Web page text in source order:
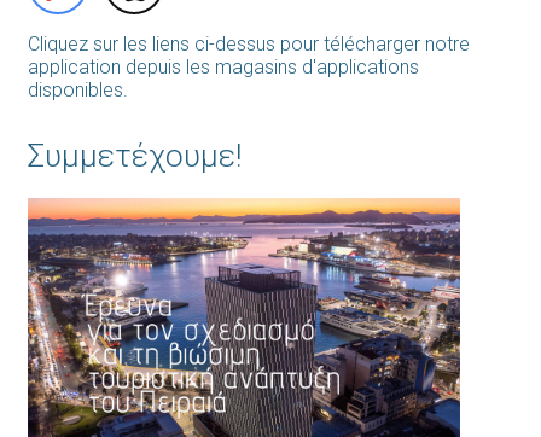
Cliquez sur les liens ci-dessus pour télécharger notre
application depuis les magasins d'applications
disponibles.
Συμμετέχουμε!